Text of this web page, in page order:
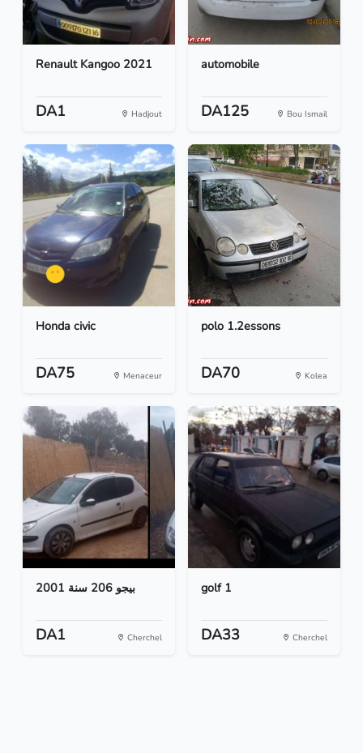
Renault Kangoo 2021
DA1 Hadjout
automobile
DA125 Bou Ismail
Honda civic
DA75 Menaceur
polo 1.2essons
DA70 Kolea
بيجو 206 سنة 2001
DA1 Cherchel
golf 1
DA33 Cherchel